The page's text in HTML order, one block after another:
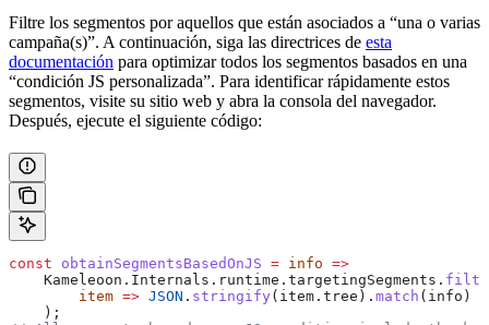
Filtre los segmentos por aquellos que están asociados a “una o varias
campaña(s)”. A continuación, siga las directrices de esta
documentación para optimizar todos los segmentos basados en una
“condición JS personalizada”. Para identificar rápidamente estos
segmentos, visite su sitio web y abra la consola del navegador.
Después, ejecute el siguiente código:
const obtainSegmentsBasedOnJS = info =>
    Kameleoon
. Internals . runtime . targetingSegments .
        item
=> JSON . stringify ( item . tree ). match ( info )
    );